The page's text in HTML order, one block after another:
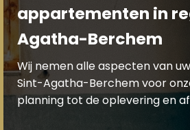
appartementen in
Agatha-Berchem
Wij nemen alle aspecten van
Sint-Agatha-Berchem voor
planning tot de oplevering en